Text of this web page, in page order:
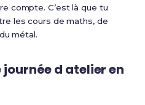
compte. C’est là que tu
les cours de maths, de
métal.
d atelier en